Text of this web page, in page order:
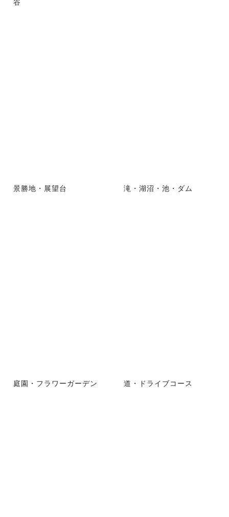
景勝地・展望台 滝・湖沼・池・ダム
庭園・フラワーガーデン 道・ドライブコース